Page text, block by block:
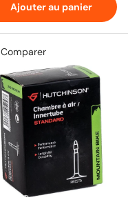
Ajouter au panier
Comparer